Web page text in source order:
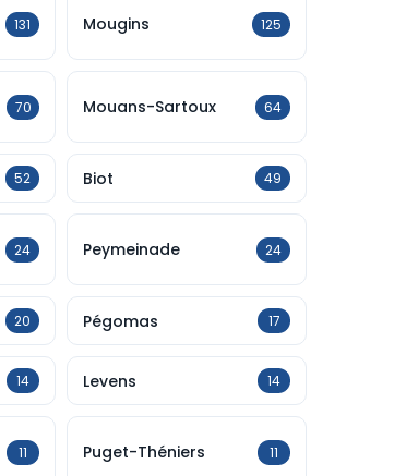
131 Mougins 125
70 Mouans-Sartoux 64
52 Biot 49
24 Peymeinade 24
20 Pégomas 17
14 Levens 14
11 Puget-Théniers 11